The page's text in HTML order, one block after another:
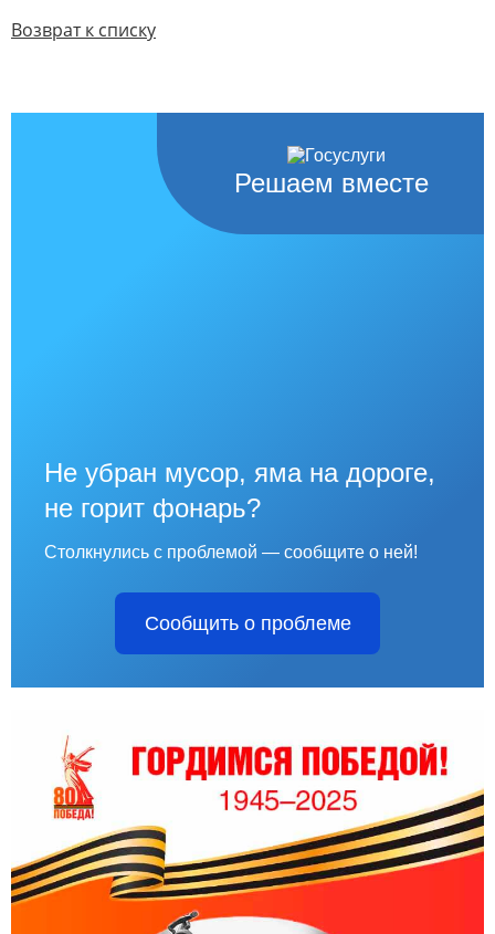
Возврат к списку
Решаем вместе
Не убран мусор, яма на дороге,
не горит фонарь?
Столкнулись с проблемой — сообщите о ней!
Сообщить о проблеме